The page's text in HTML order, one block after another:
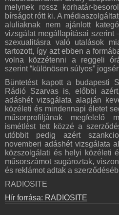
melynek rossz korhatár-
bírságot rótt ki. A
aluliaknak nem ajánlott
vizsgálat megállapításai szerint
szexualitásra való utalások
tartozott, így azt ebben a
volna közzétenni a reggeli
szerint “különösen súlyos”
Büntetést kapott a budapesti
Rádió Szarvas is, előbbi
adáshét vizsgálata alapján
közéleti és mindennapi életet
műsorprofiljának megfelelő
ismétlést tett közzé a
utóbbit pedig azért
novemberi adáshét vizsgálata
közszolgálati és helyi közéleti
műsorszámot sugároztak,
és reklámot adtak a
RADIOSITE
Hír forrása: RADIOSITE